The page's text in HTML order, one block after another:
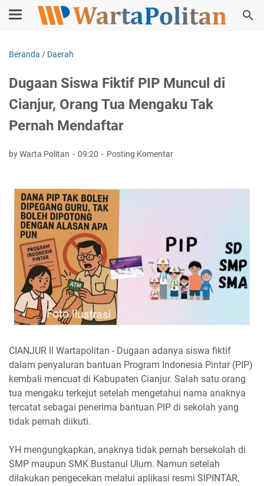
Beranda / Daerah
Dugaan Siswa Fiktif PIP Muncul di
Cianjur, Orang Tua Mengaku Tak
Pernah Mendaftar
by Warta Politan 09:20 Posting Komentar
CIANJUR ll Wartapolitan - Dugaan adanya siswa fiktif
dalam penyaluran bantuan Program Indonesia Pintar (PIP)
kembali mencuat di Kabupaten Cianjur. Salah satu orang
tua mengaku terkejut setelah mengetahui nama anaknya
tercatat sebagai penerima bantuan PIP di sekolah yang
tidak pernah diikuti.
YH mengungkapkan, anaknya tidak pernah bersekolah di
SMP maupun SMK Bustanul Ulum. Namun setelah
dilakukan pengecekan melalui aplikasi resmi SIPINTAR,